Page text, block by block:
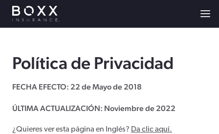
Política de Privacidad
FECHA EFECTO: 22 de Mayo de 2018
ÚLTIMA ACTUALIZACIÓN: Noviembre de 2022
¿Quieres ver esta página en Inglés? Da clic aquí.